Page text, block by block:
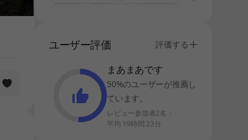
#Single-Only
ユーザー評価 評価する
まあまあです
50%のユーザーが推薦し
ています。
レビュー参加者2名
平均 19時間 23分